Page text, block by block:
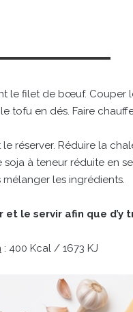
le filet de bœuf. Couper
tofu en dés. Faire
réserver. Réduire la
soja à teneur réduite en
les ingrédients.
le servir afin que
: 400 Kcal / 1673 KJ